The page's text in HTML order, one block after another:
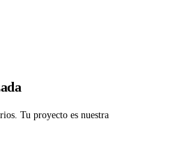
Tu proyecto es nuestra